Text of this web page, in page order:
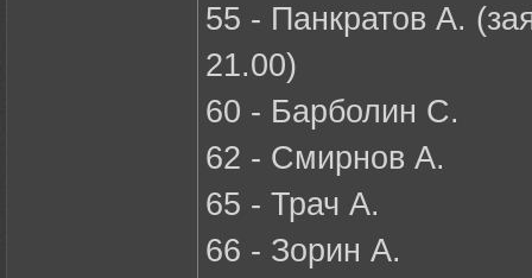
55 - Панкратов А.
21.00)
60 - Барболин С.
62 - Смирнов А.
65 - Трач А.
66 - Зорин А.